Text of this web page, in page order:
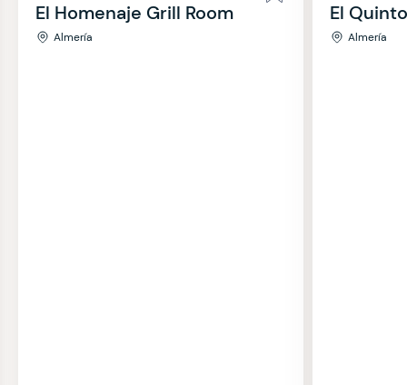
El Homenaje Grill Room
Almería
El
Almería